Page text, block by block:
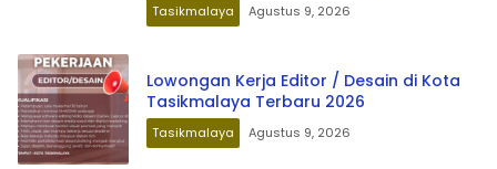
Tasikmalaya Agustus 9, 2026
Lowongan Kerja Editor / Desain di Kota
Tasikmalaya Terbaru 2026
Tasikmalaya Agustus 9, 2026